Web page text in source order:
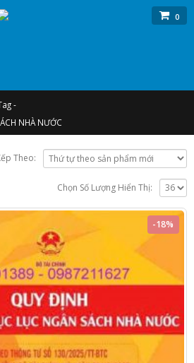
0
-
NHÀ NƯỚC
Theo:
Chọn Số Lượng Hiển Thị:
-18%